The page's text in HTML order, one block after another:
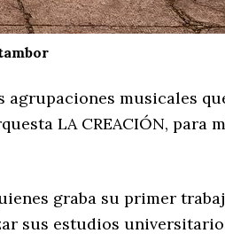
musicales
LA CREACIÓN, para
graba su primer
sus estudios